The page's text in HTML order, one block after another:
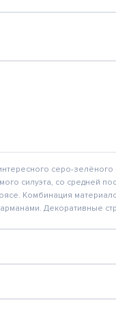
серо-зелёного
силуэта, со средней
Комбинация
Декоративные